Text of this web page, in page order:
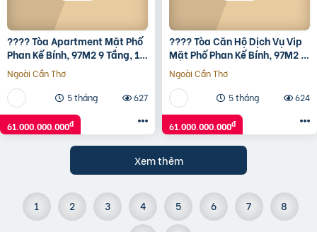
???? Tòa Apartment Mặt Phố
Phan Kế Bính, 97M2 9 Tầng, 17
Phòng, Chỉ 61 Tỷ ????
Ngoài Cần Thơ
5 tháng
627
61.000.000.000đ
???? Tòa Căn Hộ Dịch Vụ Vip
Mặt Phố Phan Kế Bính, 97M2 9
Tầng, 17 Phòng, Chỉ 61 Tỷ ????
Ngoài Cần Thơ
5 tháng
624
61.000.000.000đ
Xem thêm
1 2 3 4 5 6 7 8